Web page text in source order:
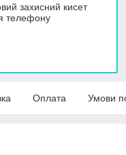
захисний кисет
телефону
Оплата Умови